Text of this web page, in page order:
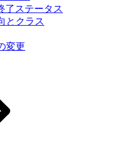
了ステータス
とクラス
変更